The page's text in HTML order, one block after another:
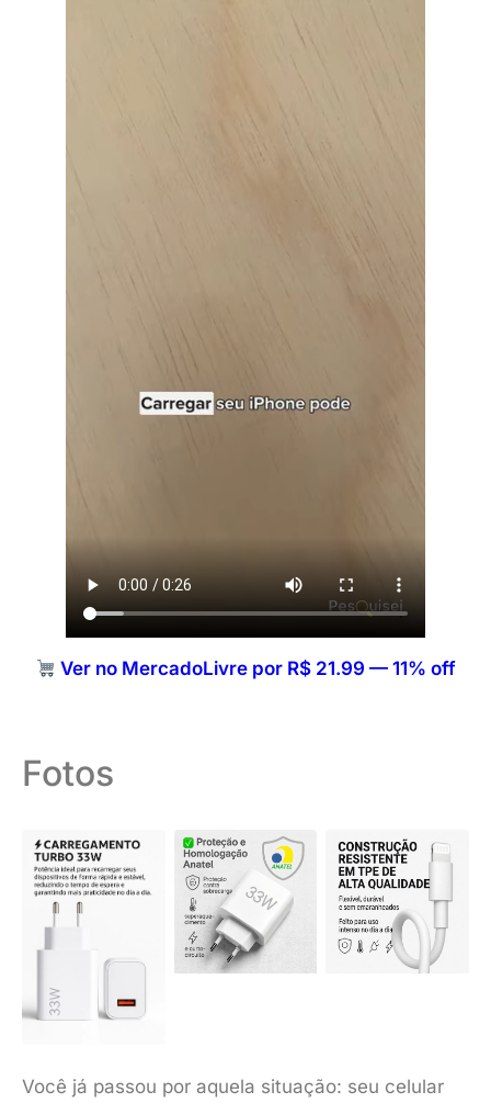
Ver no MercadoLivre por R$ 21.99 — 11% off
Fotos
Você já passou por aquela situação: seu celular